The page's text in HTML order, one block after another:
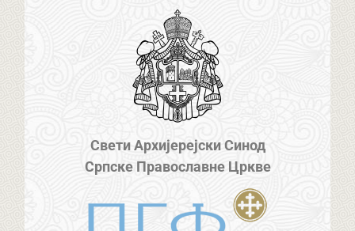
Свети Архијерејски Синод
Српске Православне Цркве